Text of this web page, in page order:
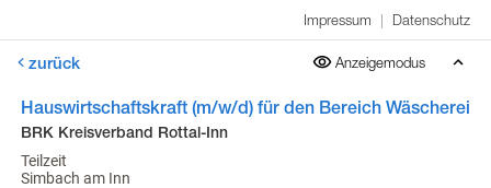
Impressum | Datenschutz
zurück Anzeigemodus
Hauswirtschaftskraft (m/w/d) für den Bereich Wäscherei
BRK Kreisverband Rottal-Inn
Teilzeit
Simbach am Inn